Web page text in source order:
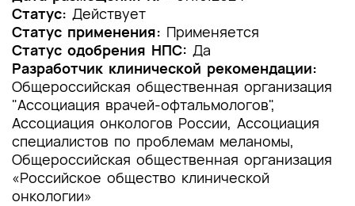
1.2 Этиология и патогенез заболевания или
состояния (группы заболеваний или
состояний)
1.3 Эпидемиология заболевания или состояния
(группы заболеваний или состояний)
1.4 Особенности кодирования заболевания или
состояния (группы заболеваний или
состояний) по Международной
статистической классификации болезней и
проблем, связанных со здоровьем
Статус: Действует
Статус применения: Применяется
Статус одобрения НПС: Да
Разработчик клинической рекомендации:
Общероссийская общественная организация
"Ассоциация врачей-офтальмологов",
Ассоциация онкологов России, Ассоциация
специалистов по проблемам меланомы,
Общероссийская общественная организация
«Российское общество клинической
онкологии»